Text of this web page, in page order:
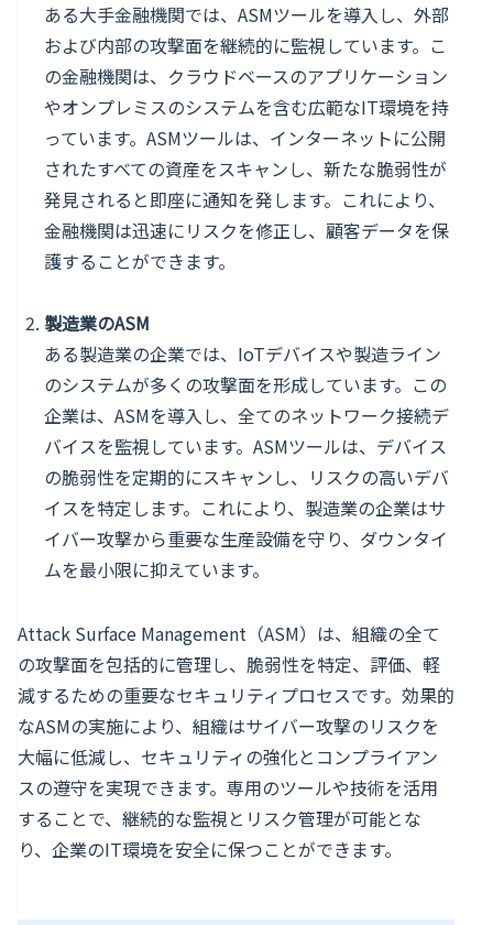
ある大手金融機関では、ASMツールを導入し、外部
および内部の攻撃面を継続的に監視しています。こ
の金融機関は、クラウドベースのアプリケーション
やオンプレミスのシステムを含む広範なIT環境を持
っています。ASMツールは、インターネットに公開
されたすべての資産をスキャンし、新たな脆弱性が
発見されると即座に通知を発します。これにより、
金融機関は迅速にリスクを修正し、顧客データを保
護することができます。
製造業のASM
ある製造業の企業では、IoTデバイスや製造ライン
のシステムが多くの攻撃面を形成しています。この
企業は、ASMを導入し、全てのネットワーク接続デ
バイスを監視しています。ASMツールは、デバイス
の脆弱性を定期的にスキャンし、リスクの高いデバ
イスを特定します。これにより、製造業の企業はサ
イバー攻撃から重要な生産設備を守り、ダウンタイ
ムを最小限に抑えています。
Attack Surface Management（ASM）は、組織の全て
の攻撃面を包括的に管理し、脆弱性を特定、評価、軽
減するための重要なセキュリティプロセスです。効果的
なASMの実施により、組織はサイバー攻撃のリスクを
大幅に低減し、セキュリティの強化とコンプライアン
スの遵守を実現できます。専用のツールや技術を活用
することで、継続的な監視とリスク管理が可能とな
り、企業のIT環境を安全に保つことができます。